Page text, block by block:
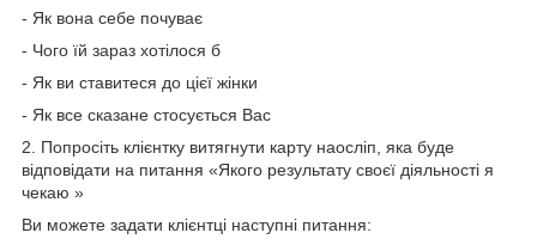
- Як вона себе почуває
- Чого їй зараз хотілося б
- Як ви ставитеся до цієї жінки
- Як все сказане стосується Вас
2. Попросіть клієнтку витягнути карту наосліп, яка буде
відповідати на питання «Якого результату своєї діяльності я
чекаю »
Ви можете задати клієнтці наступні питання: